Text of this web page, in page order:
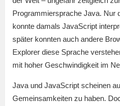
Programmiersprache Java. Nur
konnte damals JavaScript
später konnten auch andere
Explorer diese Sprache
mit hoher Geschwindigkeit im
Java und JavaScript scheinen
Gemeinsamkeiten zu haben.